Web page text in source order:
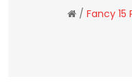
/ Fancy 15